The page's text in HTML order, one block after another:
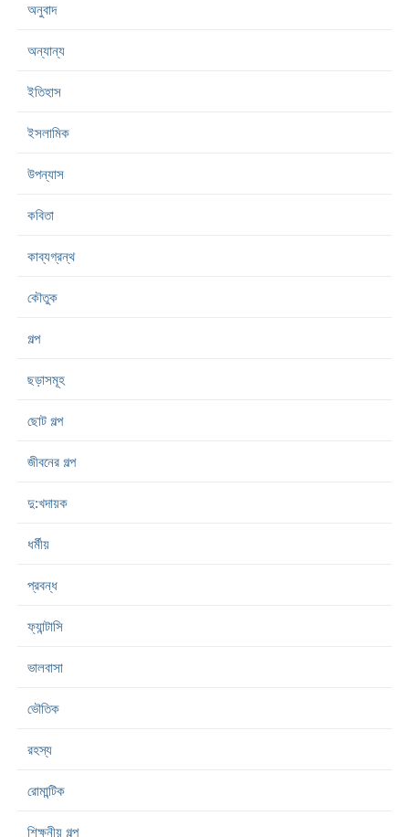
অনুবাদ
অন্যান্য
ইতিহাস
ইসলামিক
উপন্যাস
কবিতা
কাব্যগ্রন্থ
কৌতুক
গল্প
ছড়াসমূহ
ছোট গল্প
জীবনের গল্প
দু:খদায়ক
ধর্মীয়
প্রবন্ধ
ফ্যান্টাসি
ভালবাসা
ভৌতিক
রহস্য
রোমান্টিক
শিক্ষনীয় গল্প